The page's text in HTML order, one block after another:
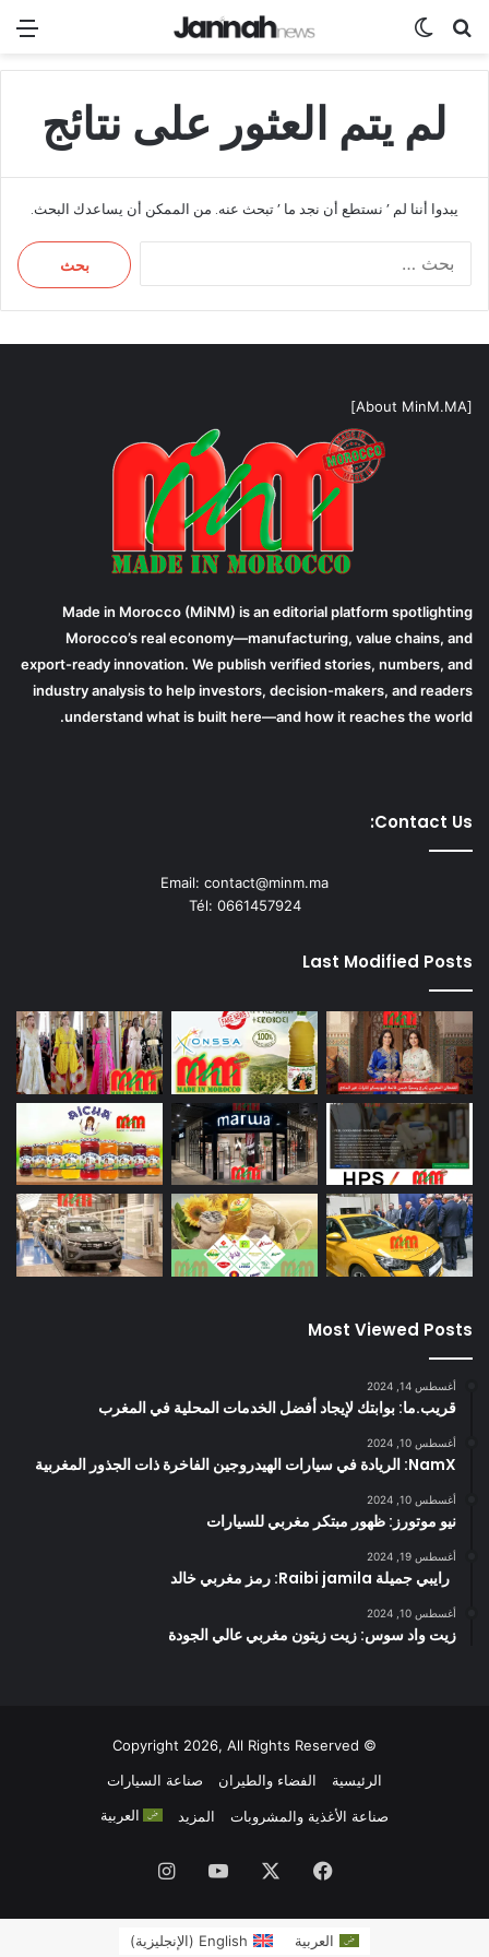
بحث عنالوضع المظلم
لم يتم العثور على نتائج
يبدوا أننا لم ’ نستطع أن نجد ما ’ تبحث عنه. من الممكن أن يساعدك البحث.
البحث
عن:
[About MinM.MA]
Made in Morocco (MiNM) is an editorial platform spotlighting
Morocco’s real economy—manufacturing, value chains, and
export-ready innovation. We publish verified stories, numbers, and
industry analysis to help investors, decision-makers, and readers
understand what is built here—and how it reaches the world.
Contact Us:
Email: contact@minm.ma
Tél: 0661457924
Last Modified Posts
Most Viewed Posts
أغسطس 14, 2024
قريب.ما: بوابتك لإيجاد أفضل الخدمات المحلية في المغرب
أغسطس 10, 2024
NamX: الريادة في سيارات الهيدروجين الفاخرة ذات الجذور المغربية
أغسطس 10, 2024
نيو موتورز: ظهور مبتكر مغربي للسيارات
أغسطس 19, 2024
رايبي جميلة Raibi jamila: رمز مغربي خالد
أغسطس 10, 2024
زيت واد سوس: زيت زيتون مغربي عالي الجودة
© Copyright 2026, All Rights Reserved
الرئيسية
الفضاء والطيران صناعة السيارات
صناعة الأغذية والمشروبات المزيد العربية
فيسبوك ‫YouTubeانستقرام
العربية English
(الإنجليزية)